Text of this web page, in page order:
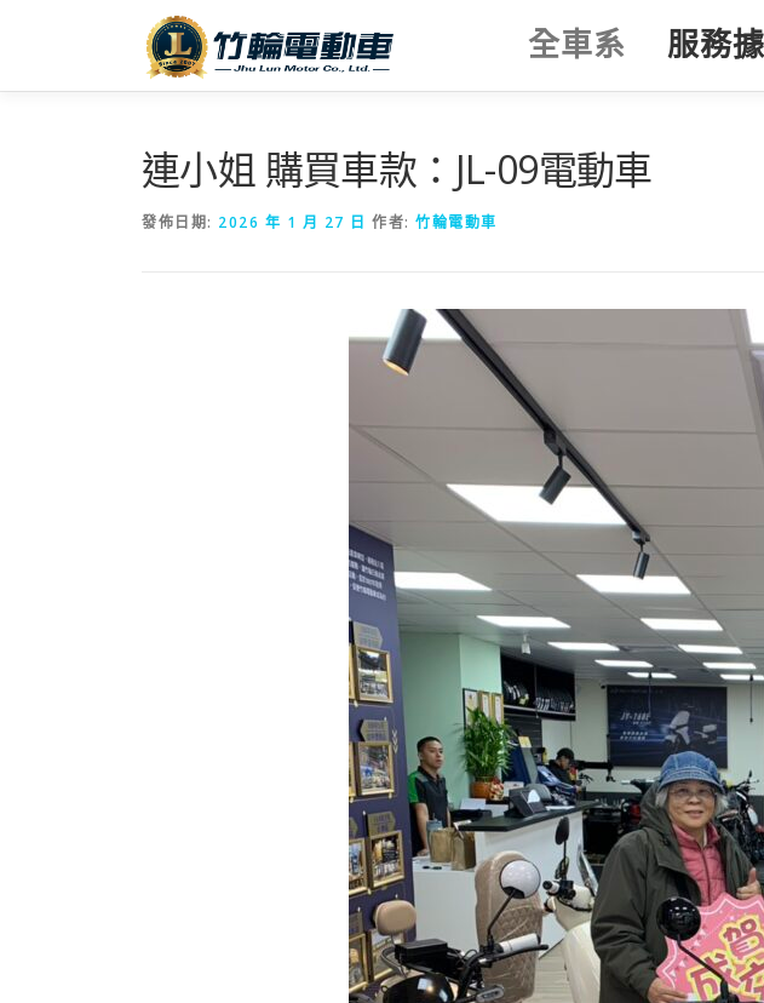
要
全車系 服務
連小姐 購買車款：JL-09電動車
發佈日期: 2026 年 1 月 27 日 作者: 竹輪電動車